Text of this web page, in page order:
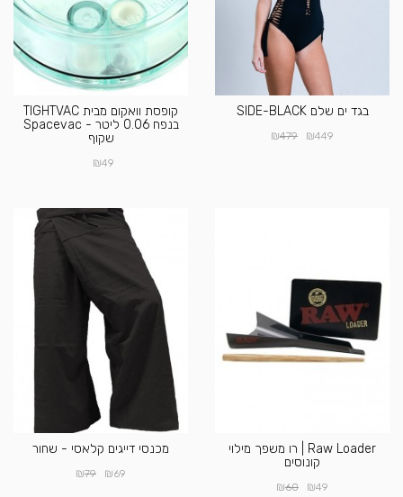
בגד ים שלם SIDE-BLACK
₪449
₪479
קופסת וואקום מבית TIGHTVAC
בנפח 0.06 ליטר - Spacevac
שקוף
₪49
Raw Loader | רו משפך מילוי
קונוסים
₪49
₪60
מכנסי דייגים קלאסי - שחור
₪69
₪79